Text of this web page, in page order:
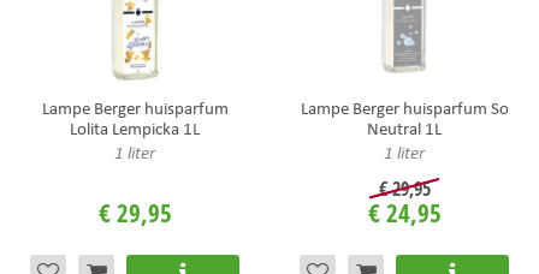
Lampe Berger huisparfum
Lolita Lempicka 1L
1 liter
€29,95
Lampe Berger huisparfum So
Neutral 1L
1 liter
€29,95
€24,95